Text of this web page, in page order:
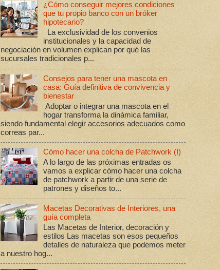
¿Cómo conseguir mejores condiciones
que tu propio banco con un bróker
hipotecario?
La exclusividad de los convenios
institucionales y la capacidad de
negociación en volumen explican por qué las
sucursales tradicionales p...
Consejos para tener una mascota en
casa: Guía definitiva de convivencia y
bienestar
Adoptar o integrar una mascota en el
hogar transforma la dinámica familiar,
siendo fundamental elegir accesorios adecuados como
correas par...
Cómo hacer una colcha de Patchwork (I)
A lo largo de las próximas entradas os
vamos a explicar cómo hacer una colcha
de patchwork a partir de una serie de
patrones y diseños to...
Macetas Decorativas de Interiores, una
guía completa
Las Macetas de Interior, decoración y
estilos Las macetas son esos pequeños
detalles de naturaleza que podemos meter
a nuestro hog...